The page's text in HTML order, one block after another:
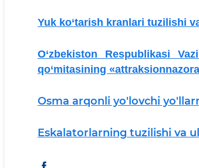
Yuk ko‘tarish kranlari tuzilishi
O‘zbekiston Respublikasi
qo‘mitasining
Osma arqonli yo'lovchi
Eskalatorlarning tuzilishi va